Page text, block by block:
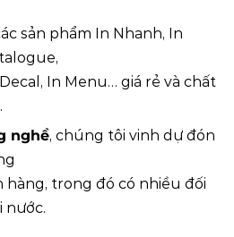
sản phẩm In Nhanh, In
In Menu… giá rẻ và chất
nghề, chúng tôi vinh dự đón
hàng, trong đó có nhiều đối
nước.